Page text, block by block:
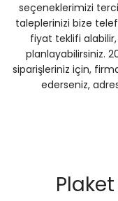
seçeneklerimizi
taleplerinizi bize
fiyat teklifi alabilir,
planlayabilirsiniz.
siparişleriniz için,
ederseniz,